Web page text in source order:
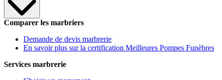
Comparer les marbriers
Demande de devis marbrerie
En savoir plus sur la certification Meilleures Pompes Funèbres
Services marbrerie